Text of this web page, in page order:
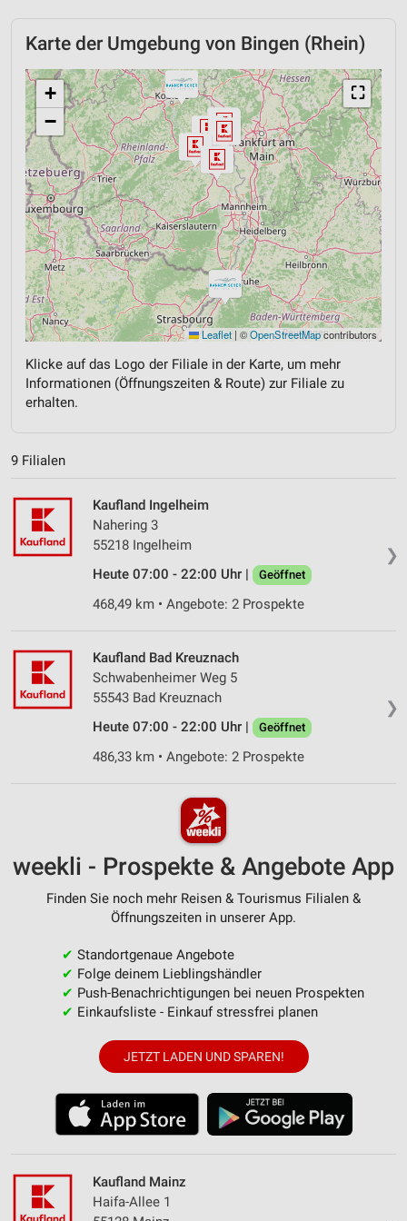
Karte der Umgebung von Bingen (Rhein)
⛶
+
−
Leaflet | ©OpenStreetMapcontributors
Klicke auf das Logo der Filiale in der Karte, um mehr
Informationen (Öffnungszeiten & Route) zur Filiale zu
erhalten.
9 Filialen
❯
Kaufland Ingelheim
Nahering 3
55218 Ingelheim
Heute 07:00 - 22:00 Uhr |
Geöffnet
468,49 km • Angebote: 2 Prospekte
❯
Kaufland Bad Kreuznach
Schwabenheimer Weg 5
55543 Bad Kreuznach
Heute 07:00 - 22:00 Uhr |
Geöffnet
486,33 km • Angebote: 2 Prospekte
weekli - Prospekte & Angebote App
Finden Sie noch mehr Reisen & Tourismus Filialen &
Öffnungszeiten in unserer App.
✔ Standortgenaue Angebote
✔ Folge deinem Lieblingshändler
✔ Push-Benachrichtigungen bei neuen Prospekten
✔ Einkaufsliste - Einkauf stressfrei planen
JETZT LADEN UND SPAREN!
Kaufland Mainz
Haifa-Allee 1